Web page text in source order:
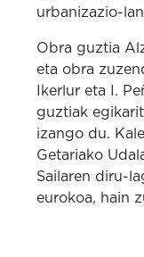
urbanizazio-
Obra guztia
eta obra
Ikerlur eta I.
guztiak
izango du.
Getariako
Sailaren diru-
eurokoa, hain